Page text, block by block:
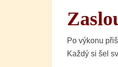
Po výkonu
Každý si šel